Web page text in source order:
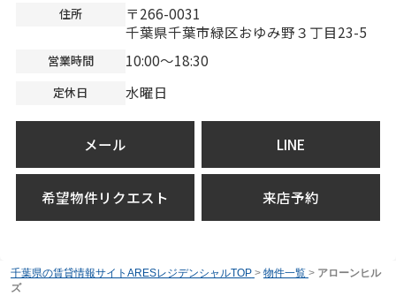
住所
〒266-0031
千葉県千葉市緑区おゆみ野３丁目23-5
営業時間 10:00～18:30
定休日 水曜日
メール LINE
希望物件リクエスト 来店予約
千葉県の賃貸情報サイトARESレジデンシャルTOP > 物件一覧 > アローンヒル
ズ